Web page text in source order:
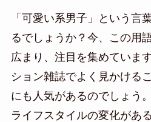
「可愛い系男子」という言
るでしょうか？今、この用
広まり、注目を集めていま
ション雑誌でよく見かける
にも人気があるのでしょう
ライフスタイルの変化があ